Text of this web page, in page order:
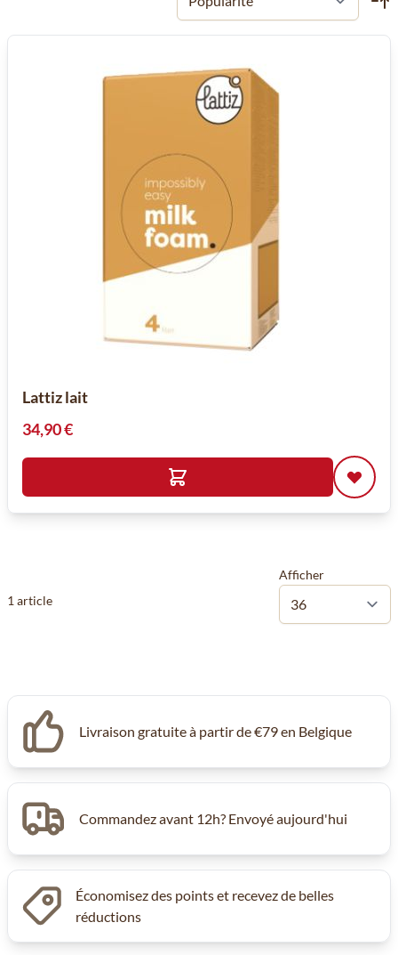
Lattiz lait
34,90 €
1 article
Afficher
Livraison gratuite à partir de €79 en Belgique
Commandez avant 12h? Envoyé aujourd'hui
Économisez des points et recevez de belles
réductions